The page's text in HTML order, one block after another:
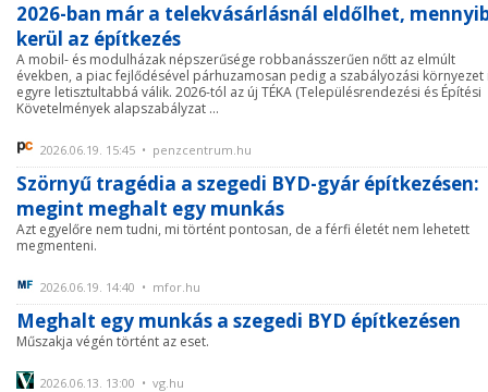
2026-ban már a telekvásárlásnál eldőlhet,
kerül az építkezés
A mobil- és modulházak népszerűsége robbanásszerűen nőtt az elmúlt
években, a piac fejlődésével párhuzamosan pedig a szabályozási környezet
egyre letisztultabbá válik. 2026-tól az új TÉKA (Településrendezési és Építési
Követelmények alapszabályzat ...
2026.06.19. 15:45 • penzcentrum.hu
Szörnyű tragédia a szegedi BYD-gyár építkezésen:
megint meghalt egy munkás
Azt egyelőre nem tudni, mi történt pontosan, de a férfi életét nem lehetett
megmenteni.
2026.06.19. 14:40 • mfor.hu
Meghalt egy munkás a szegedi BYD építkezésen
Műszakja végén történt az eset.
2026.06.13. 13:00 • vg.hu